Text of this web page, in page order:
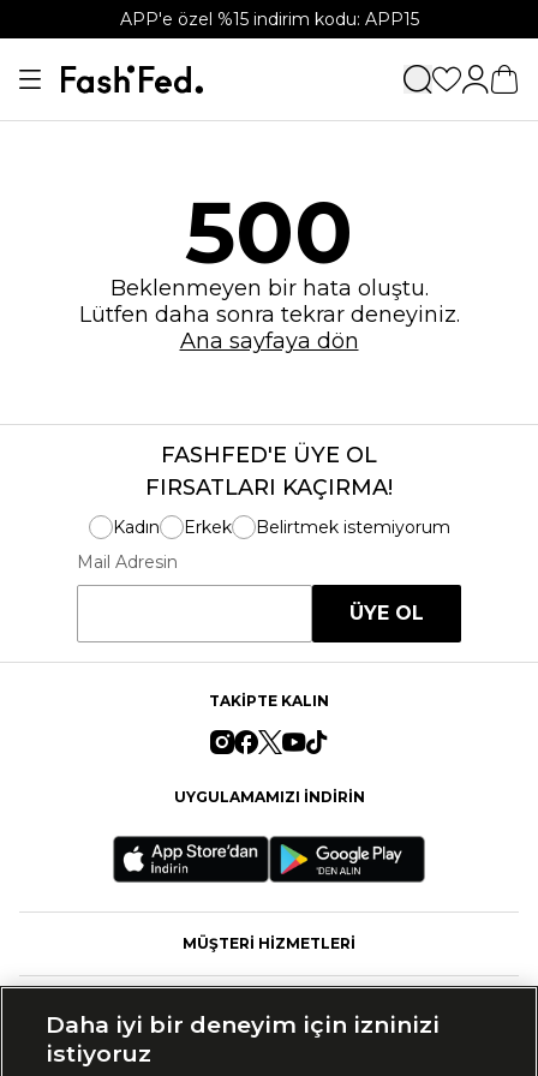
APP'e özel %15 indirim kodu: APP15
500
Beklenmeyen bir hata oluştu.
Lütfen daha sonra tekrar deneyiniz.
Ana sayfaya dön
FASHFED'E ÜYE OL
FIRSATLARI KAÇIRMA!
Kadın Erkek
Belirtmek istemiyorum
Mail Adresin
ÜYE OL
TAKİPTE KALIN
UYGULAMAMIZI İNDİRİN
MÜŞTERİ HİZMETLERİ
Daha iyi bir deneyim için izninizi
istiyoruz